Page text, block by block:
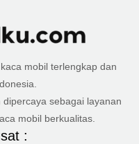
mobil terlengkap dan
sebagai layanan
mobil berkualitas.
: